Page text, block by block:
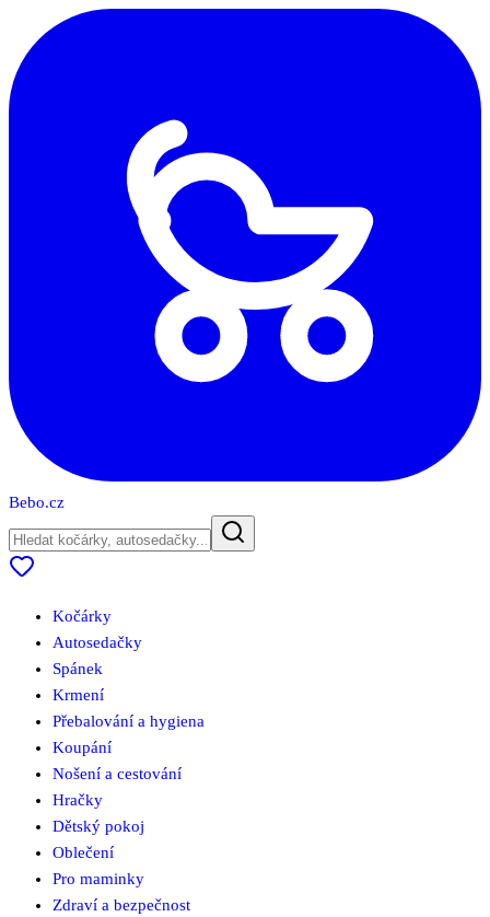
Bebo.cz
Kočárky
Autosedačky
Spánek
Krmení
Přebalování a hygiena
Koupání
Nošení a cestování
Hračky
Dětský pokoj
Oblečení
Pro maminky
Zdraví a bezpečnost